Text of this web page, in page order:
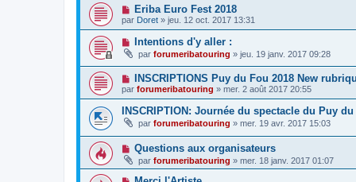
Eriba Euro Fest 2018
par Doret » jeu. 12 oct. 2017 13:31
Intentions d'y aller :
par forumeribatouring » jeu. 19 janv. 2017 09:28
INSCRIPTIONS Puy du Fou 2018 New
par forumeribatouring » mer. 2 août 2017 20:55
INSCRIPTION: Journée du spectacle du Puy
par forumeribatouring » mer. 19 avr. 2017 15:03
Questions aux organisateurs
par forumeribatouring » mer. 18 janv. 2017 01:07